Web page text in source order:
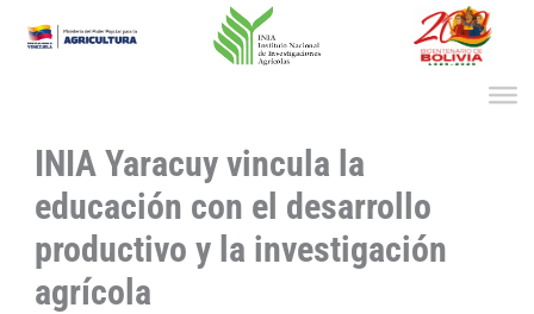
INIA Yaracuy vincula la
educación con el desarrollo
productivo y la investigación
agrícola